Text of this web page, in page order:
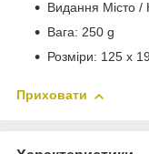
Видання Місто /
Вага: 250 g
Розміри: 125 x
Приховати